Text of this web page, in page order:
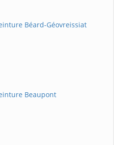
Béard-Géovreissiat
Beaupont